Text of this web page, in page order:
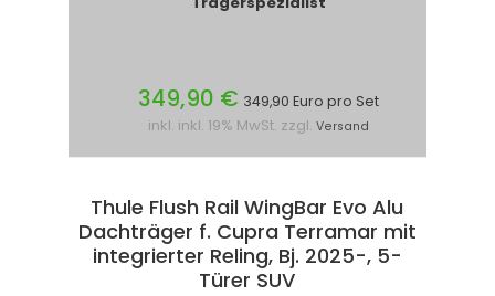
349,90 € 349,90 Euro pro Set
inkl. inkl. 19% MwSt. zzgl. Versand
Thule Flush Rail WingBar Evo Alu
Dachträger f. Cupra Terramar mit
integrierter Reling, Bj. 2025-, 5-
Türer SUV